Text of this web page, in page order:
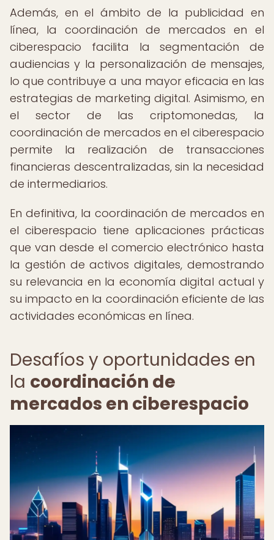
Además, en el ámbito de la publicidad en
línea, la coordinación de mercados en el
ciberespacio facilita la segmentación de
audiencias y la personalización de mensajes,
lo que contribuye a una mayor eficacia en las
estrategias de marketing digital. Asimismo, en
el sector de las criptomonedas, la
coordinación de mercados en el ciberespacio
permite la realización de transacciones
financieras descentralizadas, sin la necesidad
de intermediarios.
En definitiva, la coordinación de mercados en
el ciberespacio tiene aplicaciones prácticas
que van desde el comercio electrónico hasta
la gestión de activos digitales, demostrando
su relevancia en la economía digital actual y
su impacto en la coordinación eficiente de las
actividades económicas en línea.
Desafíos y oportunidades en
la coordinación de
mercados en ciberespacio